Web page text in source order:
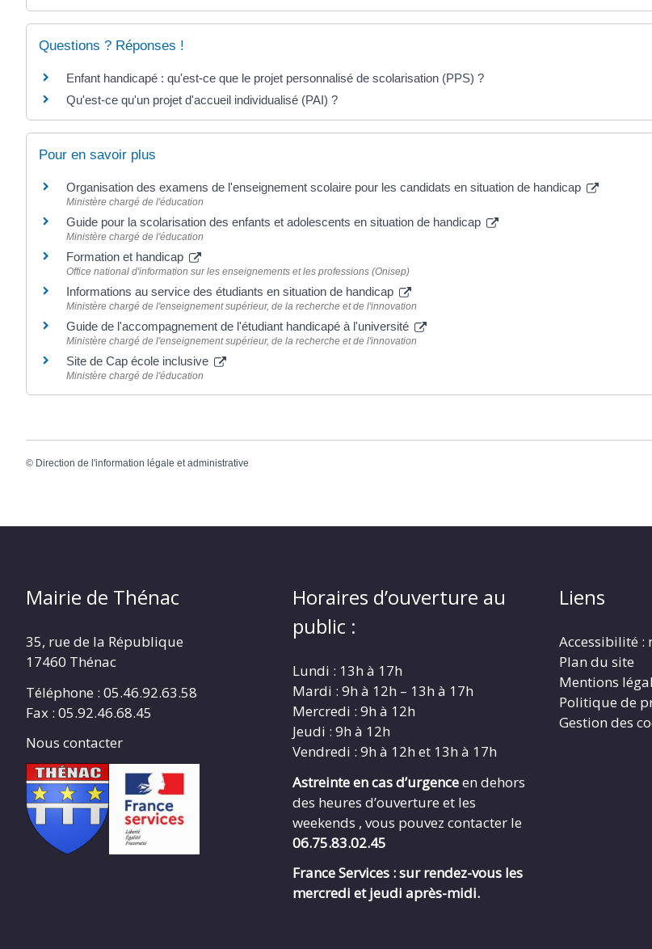
Questions ? Réponses !
Enfant handicapé : qu'est-ce que le projet personnalisé de scolarisation (PPS) ?
Qu'est-ce qu'un projet d'accueil individualisé (PAI) ?
Pour en savoir plus
Organisation des examens de l'enseignement scolaire pour les candidats en situation de handicap
Ministère chargé de l'éducation
Guide pour la scolarisation des enfants et adolescents en situation de handicap
Ministère chargé de l'éducation
Formation et handicap
Office national d'information sur les enseignements et les professions (Onisep)
Informations au service des étudiants en situation de handicap
Ministère chargé de l'enseignement supérieur, de la recherche et de l'innovation
Guide de l'accompagnement de l'étudiant handicapé à l'université
Ministère chargé de l'enseignement supérieur, de la recherche et de l'innovation
Site de Cap école inclusive
Ministère chargé de l'éducation
© Direction de l'information légale et administrative
Mairie de Thénac
35, rue de la République
17460 Thénac
Téléphone : 05.46.92.63.58
Fax : 05.92.46.68.45
Nous contacter
Horaires d’ouverture au
public :
Lundi : 13h à 17h
Mardi : 9h à 12h – 13h à 17h
Mercredi : 9h à 12h
Jeudi : 9h à 12h
Vendredi : 9h à 12h et 13h à 17h
Astreinte en cas d’urgenceen dehors
des heures d’ouverture et les
weekends , vous pouvez contacter le
06.75.83.02.45
France Services : sur rendez-vous les
mercredi et jeudi après-midi.
Liens
Accessibilité :
Plan du site
Mentions
Politique de
Gestion des